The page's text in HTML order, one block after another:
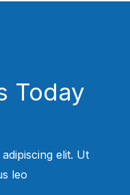
Today!
elit. Ut
leo.​